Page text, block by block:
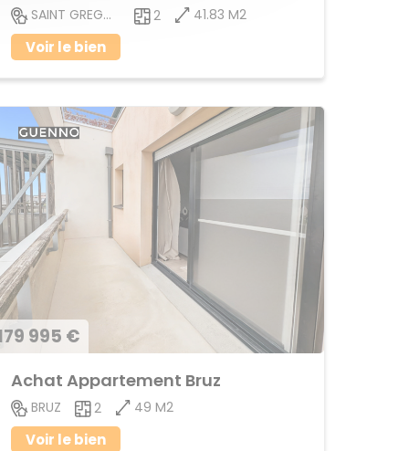
SAINT GREGOIRE 2 41.83 M2
Voir le bien
995 €
Achat Appartement Bruz
BRUZ 2 49 M2
Voir le bien